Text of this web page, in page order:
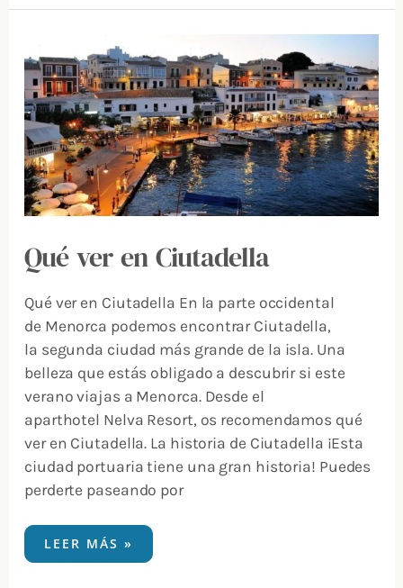
Qué ver en Ciutadella
Qué ver en Ciutadella En la parte occidental
de Menorca podemos encontrar Ciutadella,
la segunda ciudad más grande de la isla. Una
belleza que estás obligado a descubrir si este
verano viajas a Menorca. Desde el
aparthotel Nelva Resort, os recomendamos qué
ver en Ciutadella. La historia de Ciutadella ¡Esta
ciudad portuaria tiene una gran historia! Puedes
perderte paseando por
EN
CIUTADELLA
LEER MÁS »